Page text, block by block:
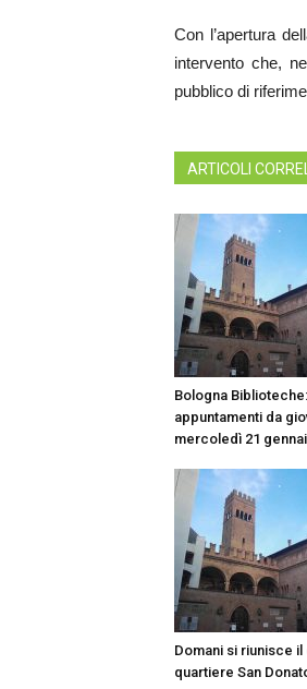
Con l’apertura
intervento che,
pubblico di
ARTICOLI
Bologna
appuntamenti da
mercoledì 21
Domani si riunisce il
quartiere San